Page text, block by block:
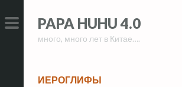
to
PRIMARY
to
PAPA HUHU 4.0
много, много лет в Китае….
ИЕРОГЛИФЫ